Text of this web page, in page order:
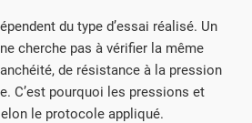
du type d’essai réalisé. Un
cherche pas à vérifier la même
de résistance à la pression
C’est pourquoi les pressions et
le protocole appliqué.